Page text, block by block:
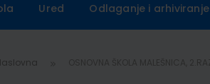
Ured Odlaganje i arhiviranje